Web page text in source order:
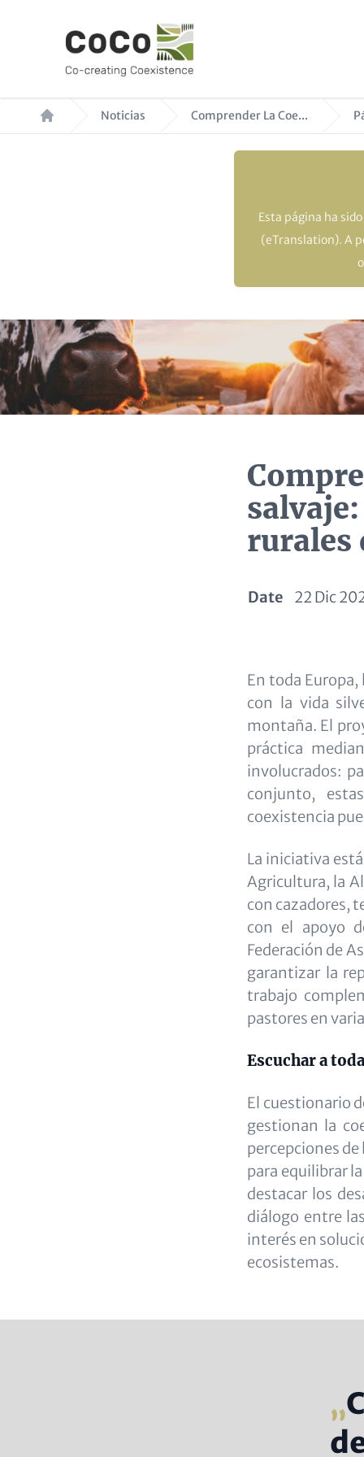
contenido
de
Noticias Comprender La Coe...
Esta página ha
(eTranslation). A
Hero
Image
rurales
Date 22 Dic
Content
En toda
con la vida
montaña. El
práctica
involucrados:
conjunto,
coexistencia
La iniciativa
Agricultura, la
con cazadores,
con el apoyo
Federación de
garantizar la
trabajo
pastores en
Escuchar a
El cuestionario
gestionan la
percepciones
para equilibrar
destacar los
diálogo entre
interés en
ecosistemas.